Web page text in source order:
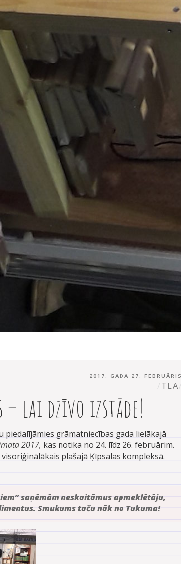
PUBLICĒTS
2017. GADA 27. FEBRUĀRIS
TLA
– lai dzīvo izstāde!
piedalījāmies grāmatniecības gada lielākajā
2017, kas notika no 24. līdz 26. februārim.
plašajā Ķīpsalas kompleksā.
saņēmām neskaitāmus apmeklētāju,
Smukums taču nāk no Tukuma!